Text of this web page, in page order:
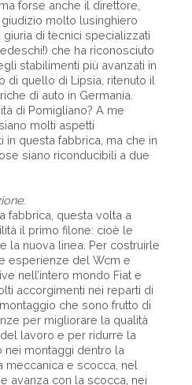
forse anche il direttore,
molto lusinghiero
di tecnici specializzati
che ha riconosciuto
stabilimenti più avanzati in
di quello di Lipsia, ritenuto il
di auto in Germania.
di Pomigliano? A me
molti aspetti
in questa fabbrica, ma che in
siano riconducibili a due
fabbrica, questa volta a
il primo filone: cioè le
la nuova linea. Per costruirle
esperienze del Wcm e
nell’intero mondo Fiat e
accorgimenti nei reparti di
che sono frutto di
per migliorare la qualità
lavoro e per ridurre la
nei montaggi dentro la
meccanica e scocca, nel
avanza con la scocca, nei